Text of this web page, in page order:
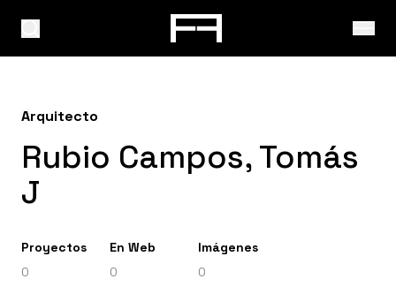
Arquitecto
Rubio Campos, Tomás
J
Proyectos
0
En Web
0
Imágenes
0